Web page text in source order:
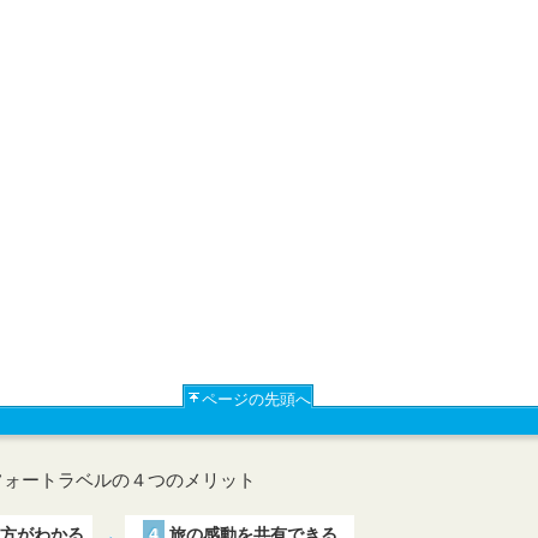
ページの先頭へ
ォートラベルの４つのメリット